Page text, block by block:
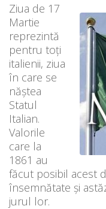
Ziua de 17
Martie
reprezintă
pentru toți
italienii, ziua
în care se
năștea
Statul
Italian.
Valorile
care la
1861 au
făcut posibil acest
însemnătate și
jurul lor.